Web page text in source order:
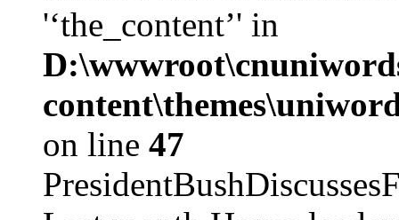
'‘the_content’' in
on line 47